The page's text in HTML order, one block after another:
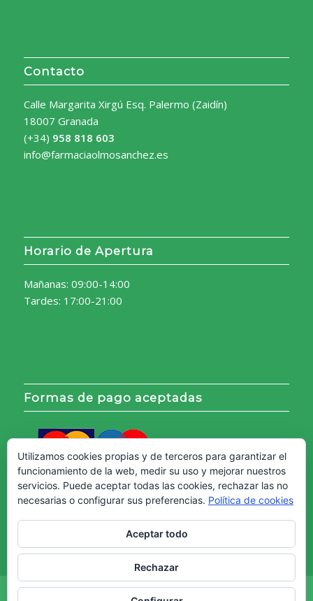
Contacto
Calle Margarita Xirgú Esq. Palermo (Zaidín)
18007 Granada
(+34) 958 818 603
info@farmaciaolmosanchez.es
Horario de Apertura
Mañanas: 09:00-14:00
Tardes: 17:00-21:00
Formas de pago aceptadas
Copyright © - Web creada por Diseño Web Granada.
Utilizamos cookies propias y de terceros para garantizar el
funcionamiento de la web, medir su uso y mejorar nuestros
servicios. Puede aceptar todas las cookies, rechazar las no
necesarias o configurar sus preferencias. Política de cookies
Aceptar todo
Rechazar